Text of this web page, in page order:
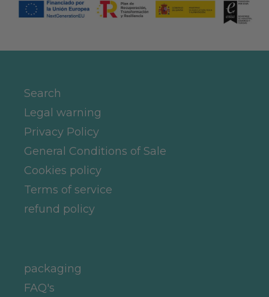
Search
Legal warning
Privacy Policy
General Conditions of Sale
Cookies policy
Terms of service
refund policy
packaging
FAQ's